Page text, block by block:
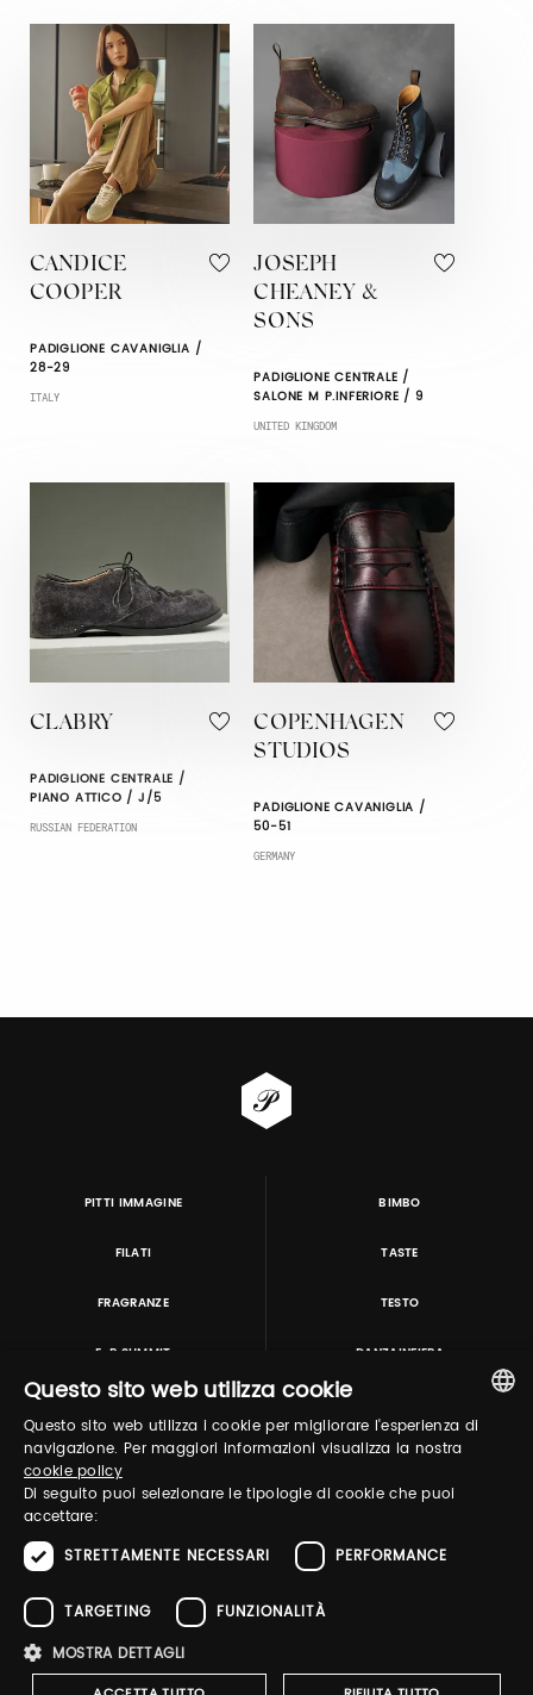
CANDICE
COOPER
PADIGLIONE CAVANIGLIA /
28-29
ITALY
JOSEPH
CHEANEY &
SONS
PADIGLIONE CENTRALE /
SALONE M P.INFERIORE / 9
UNITED KINGDOM
CLABRY
PADIGLIONE CENTRALE /
PIANO ATTICO / J/5
RUSSIAN FEDERATION
COPENHAGEN
STUDIOS
PADIGLIONE CAVANIGLIA /
50-51
GERMANY
PITTI IMMAGINE BIMBO
FILATI TASTE
FRAGRANZE TESTO
E-P SUMMIT DANZAINFIERA
TUTORING & CONSULTING
Pitti Immagine S.r.l. P.I./CF 03443240480 Capitale sociale 648.457 € N° iscriz. Reg.
imprese Firenze REA FI-363274 ·
Whistleblowing ·Cookies Policy
ITALIAN
Questo sito web utilizza cookie
Questo sito web utilizza i cookie per migliorare l'esperienza di
navigazione. Per maggiori informazioni visualizza la nostra
cookie policy
Di seguito puoi selezionare le tipologie di cookie che puoi
accettare:
STRETTAMENTE NECESSARI
PERFORMANCE
TARGETING
FUNZIONALITÀ
MOSTRA DETTAGLI